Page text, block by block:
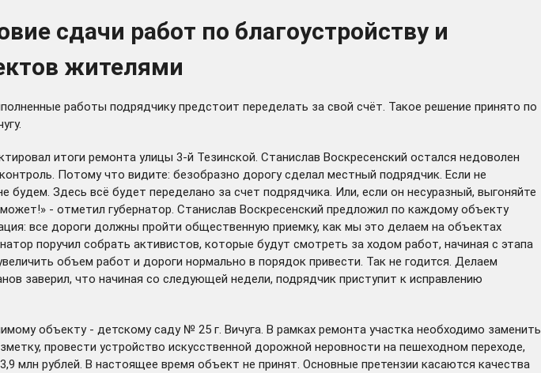
сдачи работ по благоустройству и
жителями
работы подрядчику предстоит переделать за свой счёт. Такое решение принято по
итоги ремонта улицы 3-й Тезинской. Станислав Воскресенский остался недоволен
Потому что видите: безобразно дорогу сделал местный подрядчик. Если не
Здесь всё будет переделано за счет подрядчика. Или, если он несуразный, выгоняйте
- отметил губернатор. Станислав Воскресенский предложил по каждому объекту
все дороги должны пройти общественную приемку, как мы это делаем на объектах
поручил собрать активистов, которые будут смотреть за ходом работ, начиная с этапа
объем работ и дороги нормально в порядок привести. Так не годится. Делаем
заверил, что начиная со следующей недели, подрядчик приступит к исправлению
объекту - детскому саду № 25 г. Вичуга. В рамках ремонта участка необходимо заменить
провести устройство искусственной дорожной неровности на пешеходном переходе,
рублей. В настоящее время объект не принят. Основные претензии касаются качества